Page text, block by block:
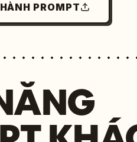
PROMPT